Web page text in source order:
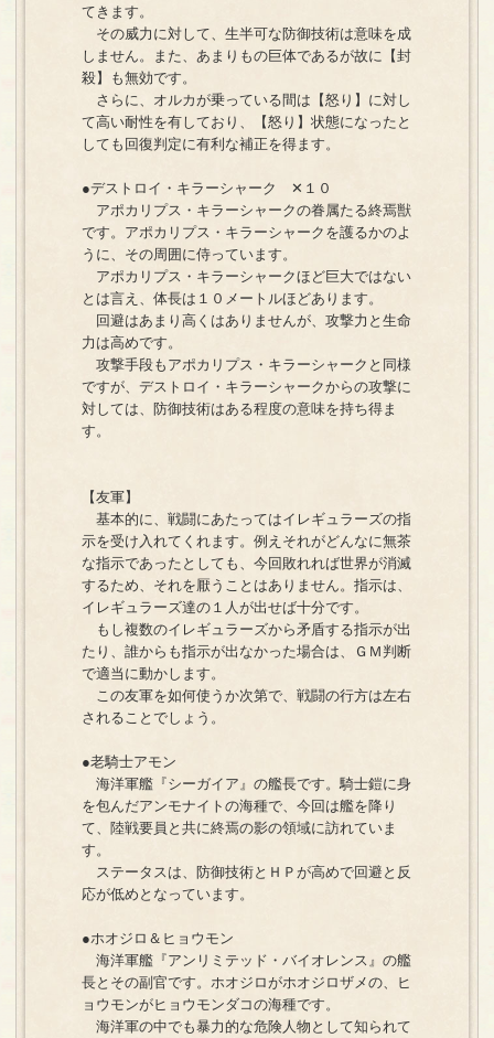
てきます。
その威力に対して、生半可な防御技術は意味を成
しません。また、あまりもの巨体であるが故に【封
殺】も無効です。
さらに、オルカが乗っている間は【怒り】に対し
て高い耐性を有しており、【怒り】状態になったと
しても回復判定に有利な補正を得ます。
●デストロイ・キラーシャーク ✕１０
アポカリプス・キラーシャークの眷属たる終焉獣
です。アポカリプス・キラーシャークを護るかのよ
うに、その周囲に侍っています。
アポカリプス・キラーシャークほど巨大ではない
とは言え、体長は１０メートルほどあります。
回避はあまり高くはありませんが、攻撃力と生命
力は高めです。
攻撃手段もアポカリプス・キラーシャークと同様
ですが、デストロイ・キラーシャークからの攻撃に
対しては、防御技術はある程度の意味を持ち得ま
す。
【友軍】
基本的に、戦闘にあたってはイレギュラーズの指
示を受け入れてくれます。例えそれがどんなに無茶
な指示であったとしても、今回敗れれば世界が消滅
するため、それを厭うことはありません。指示は、
イレギュラーズ達の１人が出せば十分です。
もし複数のイレギュラーズから矛盾する指示が出
たり、誰からも指示が出なかった場合は、ＧＭ判断
で適当に動かします。
この友軍を如何使うか次第で、戦闘の行方は左右
されることでしょう。
●老騎士アモン
海洋軍艦『シーガイア』の艦長です。騎士鎧に身
を包んだアンモナイトの海種で、今回は艦を降り
て、陸戦要員と共に終焉の影の領域に訪れていま
す。
ステータスは、防御技術とＨＰが高めで回避と反
応が低めとなっています。
●ホオジロ＆ヒョウモン
海洋軍艦『アンリミテッド・バイオレンス』の艦
長とその副官です。ホオジロがホオジロザメの、ヒ
ョウモンがヒョウモンダコの海種です。
海洋軍の中でも暴力的な危険人物として知られて